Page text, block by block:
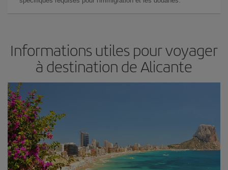
Informations utiles pour voyager
à destination de Alicante